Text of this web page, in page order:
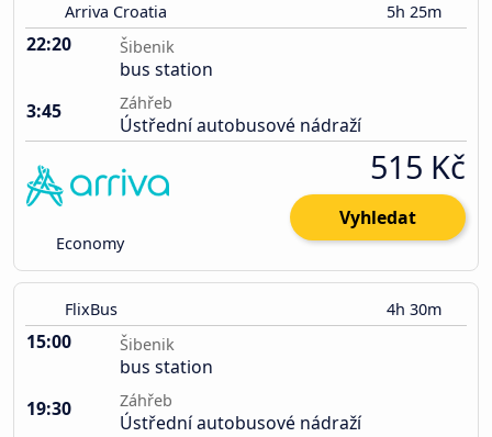
Arriva Croatia 5h 25m
22:20 Šibenik
bus station
3:45
Záhřeb
Ústřední autobusové nádraží
Economy
515 Kč
Vyhledat
FlixBus 4h 30m
15:00 Šibenik
bus station
19:30
Záhřeb
Ústřední autobusové nádraží